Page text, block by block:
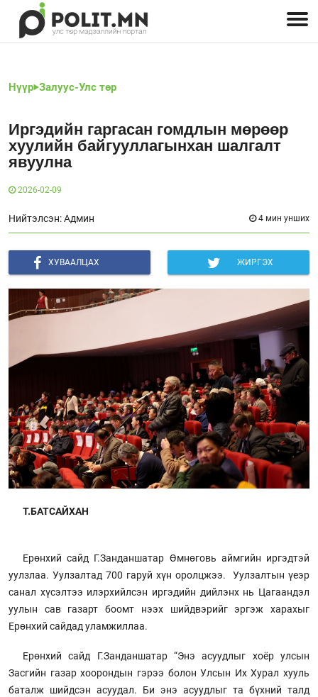
Нүүр Залуус-Улс төр
Иргэдийн гаргасан гомдлын мөрөөр
хуулийн байгууллагынхан шалгалт
явуулна
2026-02-09
Нийтэлсэн: Админ 4 мин унших
ХУВААЛЦАХ ЖИРГЭХ
Т.БАТСАЙХАН
Ерөнхий сайд Г.Занданшатар Өмнөговь аймгийн иргэдтэй
уулзлаа. Уулзалтад 700 гаруй хүн оролцжээ. Уулзалтын үеэр
санал хүсэлтээ илэрхийлсэн иргэдийн дийлэнх нь Цагаандэл
уулын сав газарт боомт нээх шийдвэрийг эргэж харахыг
Ерөнхий сайдад уламжиллаа.
Ерөнхий сайд Г.Занданшатар “Энэ асуудлыг хоёр улсын
Засгийн газар хоорондын гэрээ болон Улсын Их Хурал хууль
баталж шийдсэн асуудал. Би энэ асуудлыг та бүхний талд